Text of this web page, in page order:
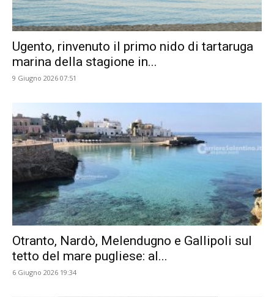
Ugento, rinvenuto il primo nido di tartaruga
marina della stagione in...
9 Giugno 2026 07:51
Otranto, Nardò, Melendugno e Gallipoli sul
tetto del mare pugliese: al...
6 Giugno 2026 19:34